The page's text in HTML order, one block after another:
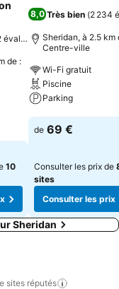
évaluations)
de :
10
8,0 Très bien (2 234
Sheridan, à 2.5 km
Centre-ville
Wi-Fi gratuit
Piscine
Parking
Consulter les
de 69 €
Consulter les prix de
sites
Consulter les prix
Sheridan
sites réputés